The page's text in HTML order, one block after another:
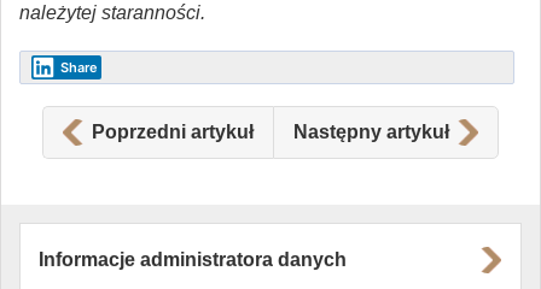
należytej staranności.
Share
Poprzedni artykuł Następny artykuł
Informacje administratora danych